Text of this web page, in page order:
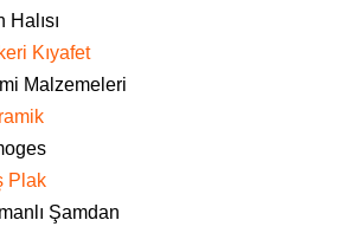
Halısı
Kıyafet
Malzemeleri
Plak
Şamdan